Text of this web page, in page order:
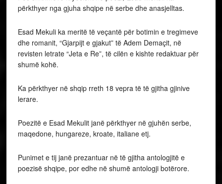
përkthyer nga gjuha shqipe në serbe dhe anasjelltas.
Esad Mekuli ka meritë të veçantë për botimin e tregimeve
dhe romanit, “Gjarpijt e gjakut” të Adem Demaçit, në
revisten letrate “Jeta e Re”, të cilën e kishte redaktuar për
shumë kohë.
Ka përkthyer në shqip rreth 18 vepra të të gjitha gjinive
lerare.
Poezitë e Esad Mekulit janë përkthyer në gjuhën serbe,
maqedone, hungareze, kroate, italiane etj.
Punimet e tij janë prezantuar në të gjitha antologjitë e
poezisë shqipe, por edhe në shumë antologji botërore.